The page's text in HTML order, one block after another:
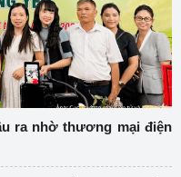
ra nhờ thương mại điện